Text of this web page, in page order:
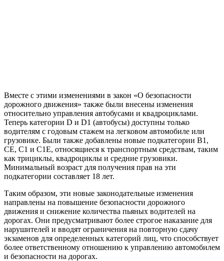
Вместе с этими изменениями в закон «О безопасности
дорожного движения» также были внесены изменения
относительно управления автобусами и квадроциклами.
Теперь категории D и D1 (автобусы) доступны только
водителям с годовым стажем на легковом автомобиле или
грузовике. Были также добавлены новые подкатегории В1,
СЕ, С1 и С1Е, относящиеся к транспортным средствам, таким
как трициклы, квадроциклы и средние грузовики.
Минимальный возраст для получения прав на эти
подкатегории составляет 18 лет.
Таким образом, эти новые законодательные изменения
направлены на повышение безопасности дорожного
движения и снижение количества пьяных водителей на
дорогах. Они предусматривают более строгое наказание для
нарушителей и вводят ограничения на повторную сдачу
экзаменов для определенных категорий лиц, что способствует
более ответственному отношению к управлению автомобилем
и безопасности на дорогах.